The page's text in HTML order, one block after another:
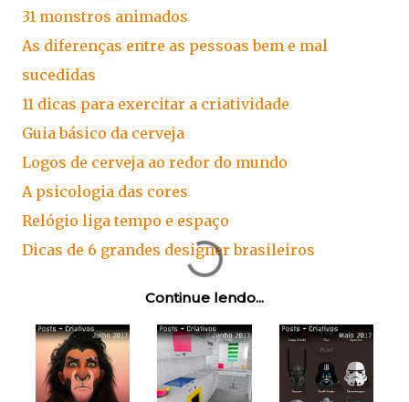
31 monstros animados
As diferenças entre as pessoas bem e mal
sucedidas
11 dicas para exercitar a criatividade
Guia básico da cerveja
Logos de cerveja ao redor do mundo
A psicologia das cores
Relógio liga tempo e espaço
Dicas de 6 grandes designer brasileiros
Continue lendo...